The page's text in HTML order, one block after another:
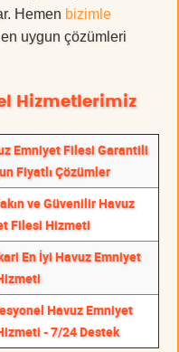
Hemen bizimle
uygun çözümleri
Hizmetlerimiz
Emniyet Filesi Garantili
Fiyatlı Çözümler
ve Güvenilir Havuz
Filesi Hizmeti
En İyi Havuz Emniyet
Havuz Emniyet
- 7/24 Destek